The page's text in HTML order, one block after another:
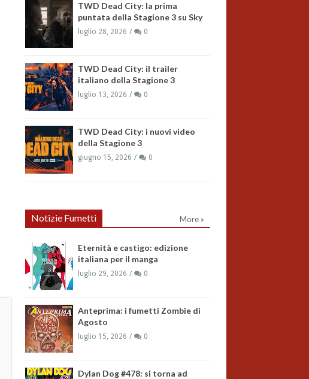
TWD Dead City: la prima
puntata della Stagione 3 su Sky
luglio 28, 2026 0
TWD Dead City: il trailer
italiano della Stagione 3
luglio 13, 2026 0
TWD Dead City: i nuovi video
della Stagione 3
giugno 15, 2026 0
Notizie Fumetti More »
Eternità e castigo: edizione
italiana per il manga
luglio 29, 2026 0
Anteprima: i fumetti Zombie di
Agosto
luglio 15, 2026 0
Dylan Dog #478: si torna ad